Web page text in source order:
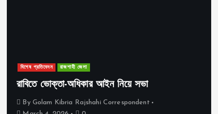
বিশেষ প্রতিবেদন রাজশাহী জেলা
রাবিতে ভোক্তা-অধিকার আইন নিয়ে সভা
By Golam Kibria Rajshahi Correspondent